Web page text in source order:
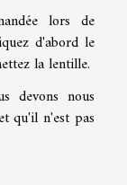
lors de
d'abord le
la lentille.
devons nous
qu'il n'est pas